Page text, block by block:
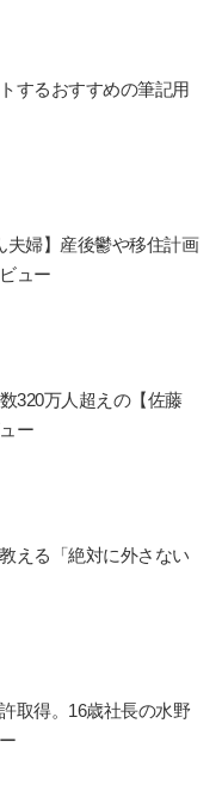
するおすすめの筆記用
夫婦】産後鬱や移住計画
ュー
320万人超えの【佐藤
ー
える「絶対に外さない
取得。16歳社長の水野